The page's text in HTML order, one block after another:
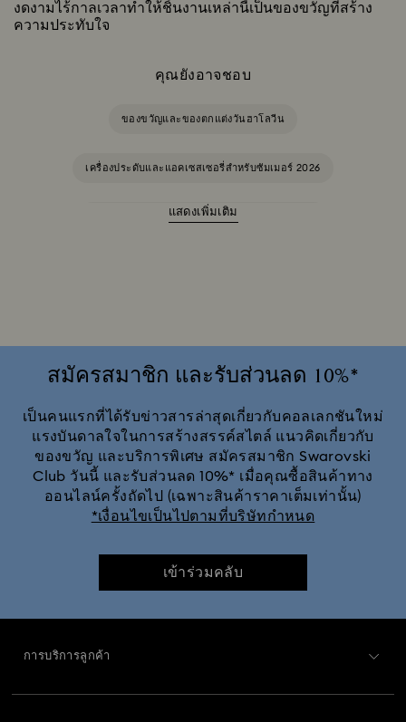
งดงามไร้กาลเวลาทำให้ชิ้นงานเหล่านี้เป็นของขวัญที่สร้าง
ความประทับใจ
คุณยังอาจชอบ
ของขวัญและของตกแต่งวันฮาโลวีน
เครื่องประดับและแอคเซสเซอรี่สำหรับซัมเมอร์ 2026
Ariana Grande x Swarovski คอลเลกชันแคปซูล
Minnie Mouse คอลเลกชันชิ้นงานตั้งโชว์และเครื่องประดับ
Sublima Collection Swarovski Classica
Symbolica Collection Una Angelic Collection
ของขวัญครบรอบแต่งงาน 20 ปี คอลเลกชัน Chroma
คอลเลกชัน Florere
แสดงเพิ่มเติม
สมัครสมาชิก และรับส่วนลด 10%*
เป็นคนแรกที่ได้รับข่าวสารล่าสุดเกี่ยวกับคอลเลกชันใหม่
แรงบันดาลใจในการสร้างสรรค์สไตล์ แนวคิดเกี่ยวกับ
ของขวัญ และบริการพิเศษ สมัครสมาชิก Swarovski
Club วันนี้ และรับส่วนลด 10%* เมื่อคุณซื้อสินค้าทาง
ออนไลน์ครั้งถัดไป (เฉพาะสินค้าราคาเต็มเท่านั้น)
*เงื่อนไขเป็นไปตามที่บริษัทกำหนด
เข้าร่วมคลับ
การบริการลูกค้า